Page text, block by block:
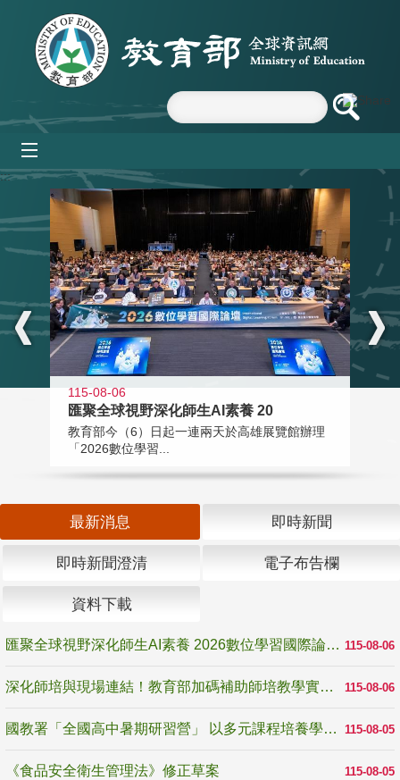
跳到主要內容區塊
:::
115-08-06
匯聚全球視野深化師生AI素養 20
教育部今（6）日起一連兩天於高雄展覽館辦理
「2026數位學習...
最新消息 即時新聞
即時新聞澄清 電子布告欄
資料下載
115-08-06
匯聚全球視野深化師生AI素養 2026數位學習國際論壇高雄登場
115-08-06
深化師培與現場連結！教育部加碼補助師培教學實踐研究 10月師培國際研討會交流教學實踐經驗
115-08-05
國教署「全國高中暑期研習營」 以多元課程培養學生瞭解誠信專業與倫理價值
115-08-05
《食品安全衛生管理法》修正草案